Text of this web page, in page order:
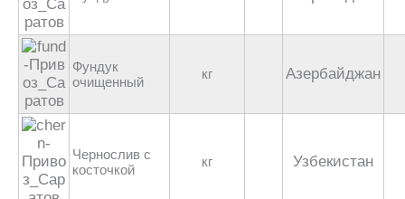
Фундук
очищенный
кг Азербайджан
Чернослив с
косточкой
кг Узбекистан